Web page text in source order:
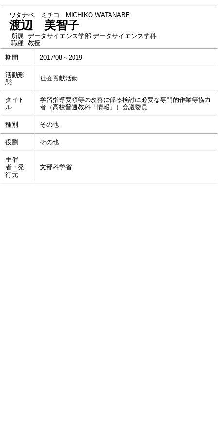
ワタナベ ミチコ MICHIKO WATANABE
渡辺 美智子
所属 データサイエンス学部 データサイエンス学科
職種 教授
期間
2017/08～2019
活動形
態
社会貢献活動
タイト
ル
学習指導要領等の改善に係る検討に必要な専門的作業等協力
者（高校普通教科「情報」）会議委員
種別 その他
役割 その他
主催
者・発
行元
文部科学省